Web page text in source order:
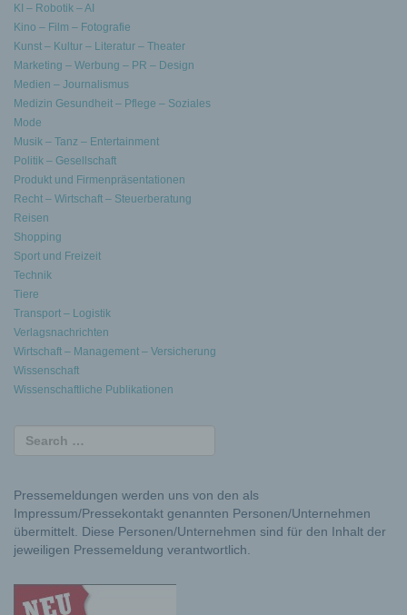
KI – Robotik – AI
Kino – Film – Fotografie
Kunst – Kultur – Literatur – Theater
Marketing – Werbung – PR – Design
Medien – Journalismus
Medizin Gesundheit – Pflege – Soziales
Mode
Musik – Tanz – Entertainment
Politik – Gesellschaft
Produkt und Firmenpräsentationen
Recht – Wirtschaft – Steuerberatung
Reisen
Shopping
Sport und Freizeit
Technik
Tiere
Transport – Logistik
Verlagsnachrichten
Wirtschaft – Management – Versicherung
Wissenschaft
Wissenschaftliche Publikationen
Pressemeldungen werden uns von den als
Impressum/Pressekontakt genannten Personen/Unternehmen
übermittelt. Diese Personen/Unternehmen sind für den Inhalt der
jeweiligen Pressemeldung verantwortlich.